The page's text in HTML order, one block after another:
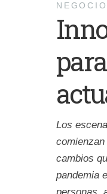
Los
cambios
pandemia